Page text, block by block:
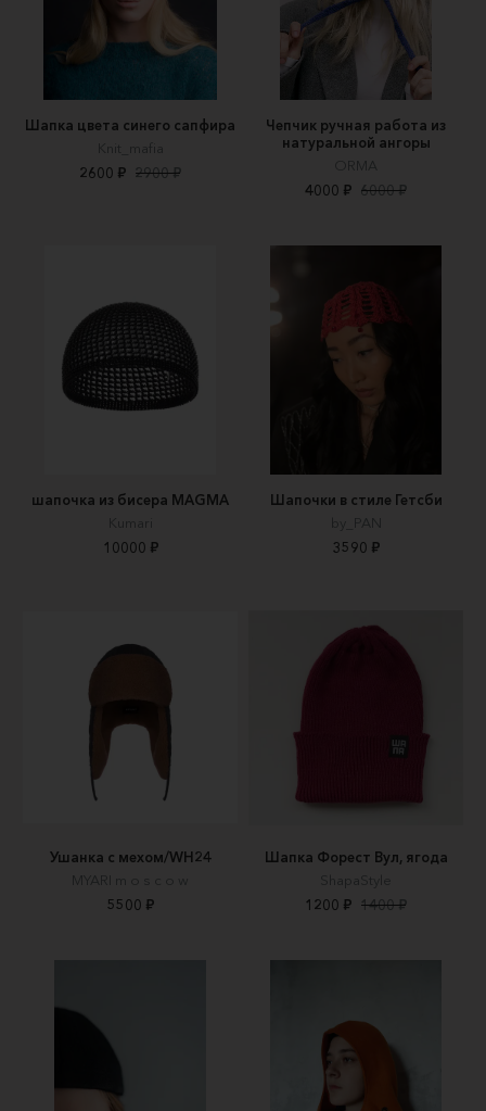
Шапка цвета синего сапфира
Knit_mafia
2600 ₽ 2900 ₽
Чепчик ручная работа из
натуральной ангоры
ORMA
4000 ₽ 6000 ₽
шапочка из бисера MAGMA
Kumari
10000 ₽
Шапочки в стиле Гетсби
by_PAN
3590 ₽
Ушанка с мехом/WH24
MYARI m o s c o w
5500 ₽
Шапка Форест Вул, ягода
ShapaStyle
1200 ₽ 1400 ₽